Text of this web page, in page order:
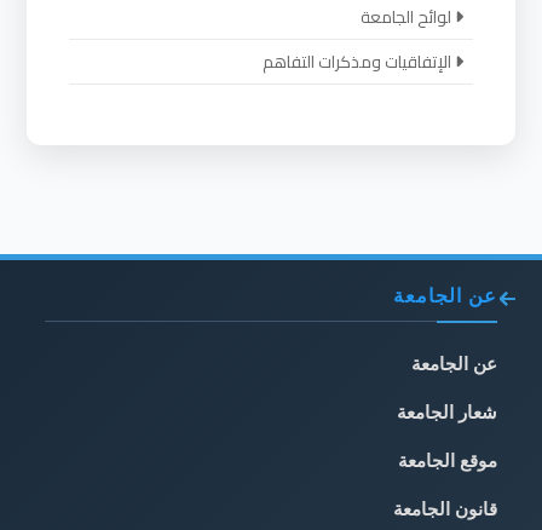
لوائح الجامعة
الإتفاقيات ومذكرات التفاهم
عن الجامعة
عن الجامعة
شعار الجامعة
موقع الجامعة
قانون الجامعة